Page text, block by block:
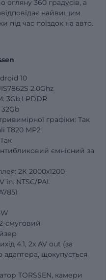
огляну 360 градусів, а
найвищим
під час поїздок на авто.
10
2.0Ghz
3Gb,LPDDR
32Gb
графіки: Так
T820 MP2
ємнісний за
2К 2000х1200
in: NTSC/PAL
смуговий
4.1, 2x AV out (за
щокупується
TORSSEN, камери